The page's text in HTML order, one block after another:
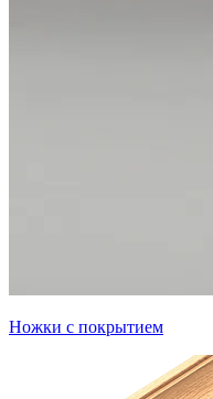
Ножки с покрытием